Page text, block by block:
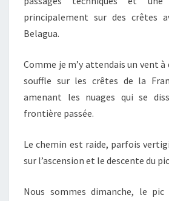
principalement sur des crêtes
Belagua.
Comme je m’y attendais un vent
souffle sur les crêtes de la
amenant les nuages qui se
frontière passée.
Le chemin est raide, parfois
sur l’ascension et le descente du pic
Nous sommes dimanche, le pic